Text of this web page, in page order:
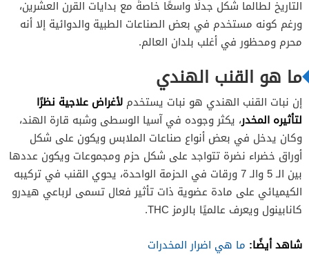
التاريخ لطالما شكل جدلًا واسعًا خاصةً مع بدايات القرن العشرين،
ورغم كونه مستخدم في بعض الصناعات الطبية والدوائية إلا أنه
محرم ومحظور في أغلب بلدان العالم.
ما هو القنب الهندي
إن نبات القنب الهندي هو نبات يستخدم لأغراض علاجية نظرًا
لتأثيره المخدر، يكثر وجوده في آسيا الوسطى وشبه قارة الهند،
وكان يدخل في بعض أنواع صناعات الملابس ويكون على شكل
أوراق خضراء نضرة تتواجد على شكل حزم ومجموعات ويكون عددها
بين الـ 5 والـ 7 ورقات في الحزمة الواحدة، يحوي القنب في تركيبه
الكيميائي على مادة عضوية ذات تأثير فعال تسمى لرباعي هيدرو
كانابينول ويعرف عالميًا بالرمز THC.
شاهد أيضًا: ما هي اضرار المخدرات